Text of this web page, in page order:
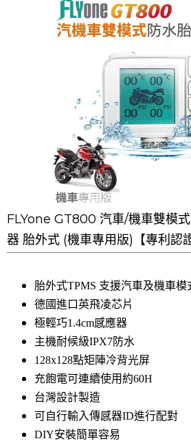
FLYone GT800 汽車/機車雙模
器 胎外式 (機車專用版)【專利認
胎外式TPMS 支援汽車及機車模
德國進口英飛凌芯片
極輕巧1.4cm感應器
主機耐候級IPX7防水
128x128點矩陣冷背光屏
充飽電可連續使用約60H
台灣設計製造
可自行輸入傳感器ID進行配對
DIY安裝簡單容易